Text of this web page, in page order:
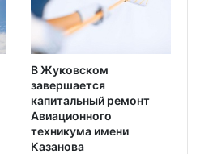
В Жуковском
завершается
капитальный ремонт
Авиационного
техникума имени
Казанова